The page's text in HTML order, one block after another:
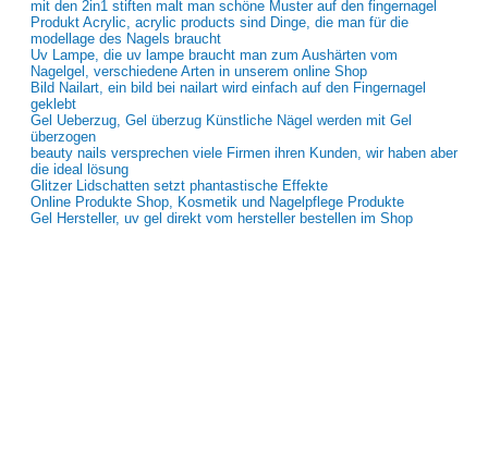
mit den 2in1 stiften malt man schöne Muster auf den fingernagel
Produkt Acrylic, acrylic products sind Dinge, die man für die
modellage des Nagels braucht
Uv Lampe, die uv lampe braucht man zum Aushärten vom
Nagelgel, verschiedene Arten in unserem online Shop
Bild Nailart, ein bild bei nailart wird einfach auf den Fingernagel
geklebt
Gel Ueberzug, Gel überzug Künstliche Nägel werden mit Gel
überzogen
beauty nails versprechen viele Firmen ihren Kunden, wir haben aber
die ideal lösung
Glitzer Lidschatten setzt phantastische Effekte
Online Produkte Shop, Kosmetik und Nagelpflege Produkte
Gel Hersteller, uv gel direkt vom hersteller bestellen im Shop